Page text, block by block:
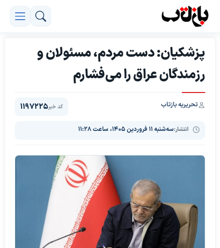
پزشکیان: دست مردم، مسئولان و
رزمندگان عراق را می‌فشارم
تحریریه بازتاب
انتشار:سه‌شنبه ۱۱ فروردین ۱۴۰۵، ساعت ۱۱:۲۸
کد خبر1197225